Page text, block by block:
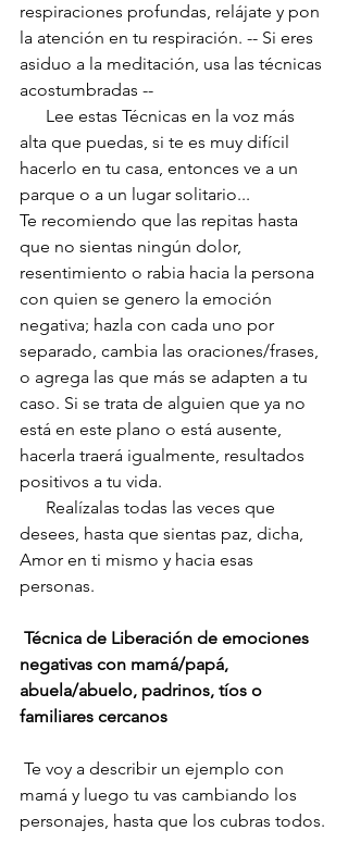
respiraciones profundas, relájate y pon
la atención en tu respiración. -- Si eres
asiduo a la meditación, usa las técnicas
acostumbradas --
alta que puedas, si te es muy difícil
hacerlo en tu casa, entonces ve a un
parque o a un lugar solitario...
Te recomiendo que las repitas hasta
que no sientas ningún dolor,
resentimiento o rabia hacia la persona
con quien se genero la emoción
negativa; hazla con cada uno por
separado, cambia las oraciones/frases,
o agrega las que más se adapten a tu
caso. Si se trata de alguien que ya no
está en este plano o está ausente,
hacerla traerá igualmente, resultados
positivos a tu vida.
desees, hasta que sientas paz, dicha,
Amor en ti mismo y hacia esas
personas.
Técnica de Liberación de emociones
negativas con mamá/papá,
abuela/abuelo, padrinos, tíos o
familiares cercanos
mamá y luego tu vas cambiando los
personajes, hasta que los cubras todos.